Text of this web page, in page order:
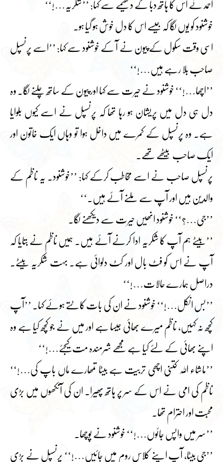
احمد نے اس کا ہاتھ دبا کے دھیمے سے کہا: ’’شکریہ…!‘‘
خوشنود کو یوں لگا کہ جیسے اس کا دل خوش ہو گیا ہو۔
اسی وقت سکول کے پیون نے آ کے خوشنود سے کہا: ’’اسے پرنسپل
صاحب بلا رہے ہیں…!‘‘
’’اچھا…!‘‘ خوشنود نے حیرت سے کہا اور پیون کے ساتھ چلنے لگا۔ وہ
دل ہی دل میں پریشان ہو رہا تھا کہ پرنسپل نے اسے کیوں بلوایا
ہے۔ وہ پرنسپل کے کمرے میں داخل ہوا تو وہاں ایک خاتون اور
ایک صاحب بیٹھے تھے۔
پرنسپل صاحب نے اسے مخاطب کرکے کہا: ’’خوشنود۔ یہ ناظم کے
والدین ہیں اور آپ سے ملنے آئے ہیں۔‘‘
’’جی…؟‘‘ خوشنود انھیں حیرت سے دیکھنے لگا۔
’’بیٹے ہم آپ کا شکریہ ادا کرنے آئے ہیں۔ ہمیں ناظم نے بتایا کہ
آپ نے اس کو فٹ بال اور کٹ دلوائی ہے۔ بہت شکریہ بیٹے۔
دراصل ہمارے حالات…!‘‘
’’بس انکل…!‘‘ خوشنود نے ان کی بات کاٹتے ہوئے کہا۔ ’’آپ
کچھ نہ کہیں، ناظم میرے بھائی جیسا ہے اور میں نے جو کچھ کیا ہے وہ
اپنے بھائی کے لئے کیا ہے مجھے شرمندہ مت کیجئے…!‘‘
’’ماشاء اللہ کتنی اچھی تربیت ہے بیٹا تمھارے ماں باپ کی…!‘‘
ناظم کی امی نے اس کے سر پر ہاتھ پھیرا۔ ان کی آنکھوں میں بڑی
محبت اور احترام تھا۔
’’سر میں واپس جائوں…!‘‘ خوشنود نے پوچھا۔
’’جی بیٹا، آپ اپنے کلاس روم میں جائیں…!‘‘ پرنسپل نے بڑی